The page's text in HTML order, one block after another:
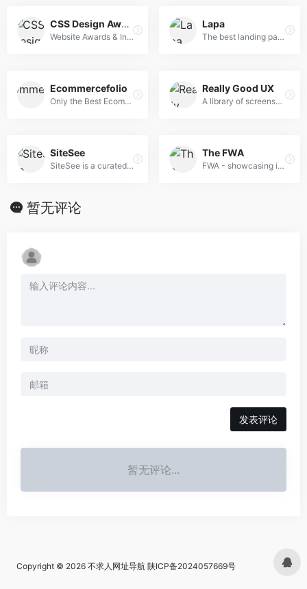
CSS Design Awards
Website Awards & Inspiration - CSS Gallery
Lapa
The best landing page design inspiration from around the web.
Ecommercefolio
Only the Best Ecommerce Design Inspiration
Really Good UX
A library of screenshots and examples of really good UX. Brought to you by
SiteSee
SiteSee is a curated gallery of beautiful, modern websites collections.
The FWA
FWA - showcasing innovation every day since 2000
暂无评论
发表评论
暂无评论...
Copyright © 2026 不求人网址导航 陕ICP备2024057669号